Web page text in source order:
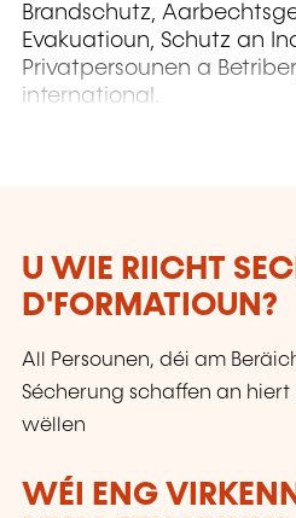
Brandschutz,
Evakuatioun, Schutz an
Privatpersounen a
international.
U WIE RIICHT
D'FORMATIOUN?
All Persounen, déi am
Sécherung schaffen an hiert
wëllen
WÉI ENG